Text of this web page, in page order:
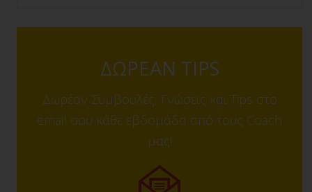
ΔΩΡΕΑΝ TIPS
Δωρέαν Συμβουλές, Γνώσεις και Tips στο
email σου κάθε εβδομάδα από τους Coach
μας!